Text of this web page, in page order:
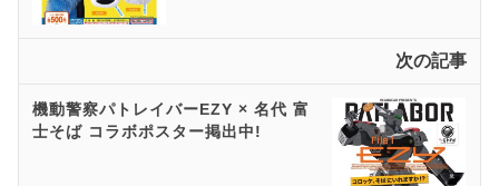
次の記事
機動警察パトレイバーEZY × 名代 富
士そば コラボポスター掲出中!